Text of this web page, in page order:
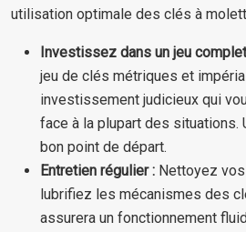
utilisation optimale des clés à
Investissez dans un jeu
jeu de clés métriques et
investissement judicieux qui
face à la plupart des situations.
bon point de départ.
Entretien régulier : Nettoyez
lubrifiez les mécanismes des
assurera un fonctionnement